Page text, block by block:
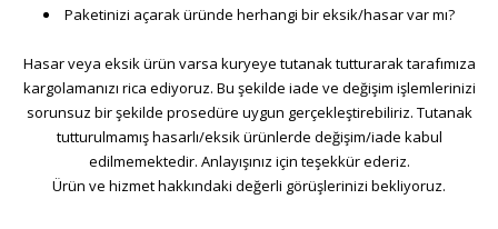
Paketinizi açarak üründe herhangi bir eksik/hasar var mı?
Hasar veya eksik ürün varsa kuryeye tutanak tutturarak tarafımıza
kargolamanızı rica ediyoruz. Bu şekilde iade ve değişim işlemlerinizi
sorunsuz bir şekilde prosedüre uygun gerçekleştirebiliriz. Tutanak
tutturulmamış hasarlı/eksik ürünlerde değişim/iade kabul
edilmemektedir. Anlayışınız için teşekkür ederiz.
Ürün ve hizmet hakkındaki değerli görüşlerinizi bekliyoruz.